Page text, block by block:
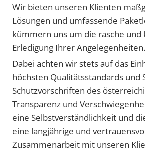
Wir bieten unseren Klienten
Lösungen und umfassende
kümmern uns um die rasche
Erledigung Ihrer Angelegenheiten.
Dabei achten wir stets auf das
höchsten Qualitätsstandards und
Schutzvorschriften des
Transparenz und
eine Selbstverständlichkeit und
eine langjährige und
Zusammenarbeit mit unseren